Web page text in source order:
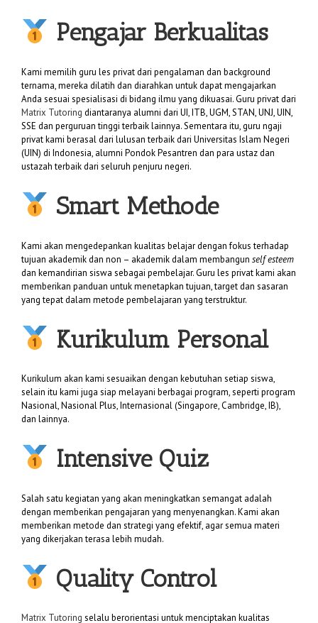
Pengajar Berkualitas
Kami memilih guru les privat dari pengalaman dan background
ternama, mereka dilatih dan diarahkan untuk dapat mengajarkan
Anda sesuai spesialisasi di bidang ilmu yang dikuasai. Guru privat dari
Matrix Tutoring diantaranya alumni dari UI, ITB, UGM, STAN, UNJ, UIN,
SSE dan perguruan tinggi terbaik lainnya. Sementara itu, guru ngaji
privat kami berasal dari lulusan terbaik dari Universitas Islam Negeri
(UIN) di Indonesia, alumni Pondok Pesantren dan para ustaz dan
ustazah terbaik dari seluruh penjuru negeri.
Smart Methode
Kami akan mengedepankan kualitas belajar dengan fokus terhadap
tujuan akademik dan non – akademik dalam membangun self esteem
dan kemandirian siswa sebagai pembelajar. Guru les privat kami akan
memberikan panduan untuk menetapkan tujuan, target dan sasaran
yang tepat dalam metode pembelajaran yang terstruktur.
Kurikulum Personal
Kurikulum akan kami sesuaikan dengan kebutuhan setiap siswa,
selain itu kami juga siap melayani berbagai program, seperti program
Nasional, Nasional Plus, Internasional (Singapore, Cambridge, IB),
dan lainnya.
Intensive Quiz
Salah satu kegiatan yang akan meningkatkan semangat adalah
dengan memberikan pengajaran yang menyenangkan. Kami akan
memberikan metode dan strategi yang efektif, agar semua materi
yang dikerjakan terasa lebih mudah.
Quality Control
Matrix Tutoring selalu berorientasi untuk menciptakan kualitas